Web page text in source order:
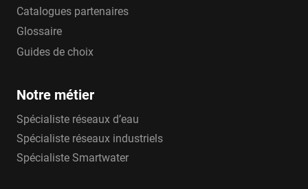
Catalogues partenaires
Glossaire
Guides de choix
Notre métier
Spécialiste réseaux d’eau
Spécialiste réseaux industriels
Spécialiste Smartwater